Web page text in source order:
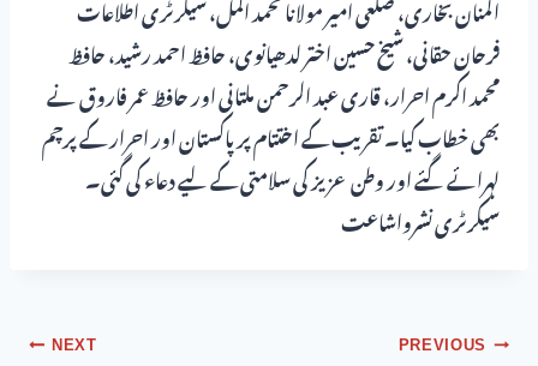
فرحان حقانی، شیخ حسین اختر لدھیانوی، حافظ احمد رشید، حافظ
محمد اکرم احرار، قاری عبد الرحمن ملتانی اور حافظ عمر فاروق نے
بھی خطاب کیا۔ تقریب کے اختتام پر پاکستان اور احرار کے پرچم
لہرائے گئے اور وطن عزیز کی سلامتی کے لیے دعاء کی گئی۔
سیکرٹری نشرواشاعت
PREVIOUS
NEXT